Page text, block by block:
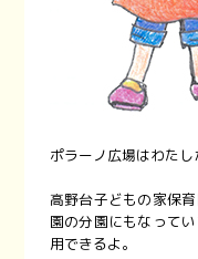
ポラーノ広場はわたし
高野台子どもの家保
園の分園にもなって
用できるよ。